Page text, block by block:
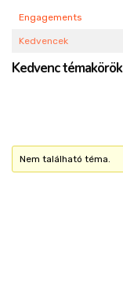
Engagements
Kedvencek
Kedvenc témakörök
Nem található téma.